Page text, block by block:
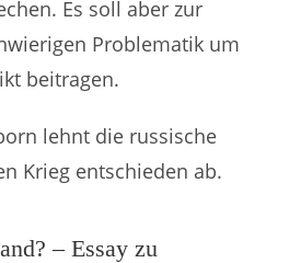
Es soll aber zur
Problematik um
beitragen.
lehnt die russische
Krieg entschieden ab.
– Essay zu